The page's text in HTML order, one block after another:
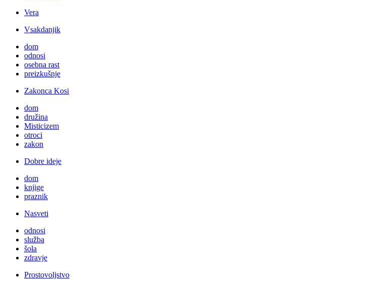
Vera
Vsakdanjik
dom
odnosi
osebna rast
preizkušnje
Zakonca Kosi
dom
družina
Misticizem
otroci
zakon
Dobre ideje
dom
knjige
praznik
Nasveti
odnosi
služba
šola
zdravje
Prostovoljstvo